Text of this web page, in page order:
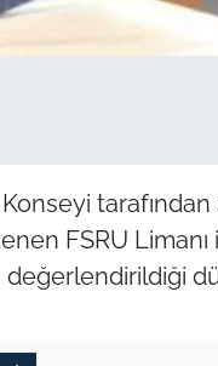
FSRU
değerlendirildiği